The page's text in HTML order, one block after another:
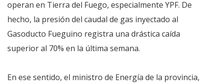
operan en Tierra del Fuego, especialmente YPF. De
hecho, la presión del caudal de gas inyectado al
Gasoducto Fueguino registra una drástica caída
superior al 70% en la última semana.
En ese sentido, el ministro de Energía de la provincia,